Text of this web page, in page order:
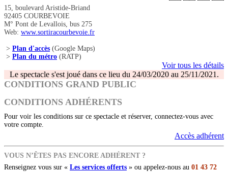
15, boulevard Aristide-Briand
92405 COURBEVOIE
M° Pont de Levallois, bus 275
Web: www.sortiracourbevoie.fr
> Plan d'accès (Google Maps)
> Plan du métro (RATP)
Voir tous les détails
Le spectacle s'est joué dans ce lieu du 24/03/2020 au 25/11/2021.
CONDITIONS GRAND PUBLIC
CONDITIONS ADHÉRENTS
Pour voir les conditions sur ce spectacle et réserver, connectez-vous avec
votre compte.
Accès adhérent
VOUS N’ÊTES PAS ENCORE ADHÉRENT ?
Renseignez vous sur « Les services offerts » ou appelez-nous au 01 43 72